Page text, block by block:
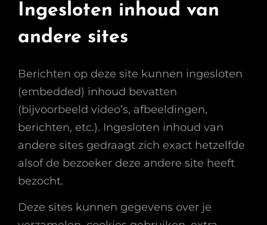
Ingesloten inhoud van
andere sites
Berichten op deze site kunnen ingesloten
(embedded) inhoud bevatten
(bijvoorbeeld video’s, afbeeldingen,
berichten, etc.). Ingesloten inhoud van
andere sites gedraagt zich exact hetzelfde
alsof de bezoeker deze andere site heeft
bezocht.
Deze sites kunnen gegevens over je